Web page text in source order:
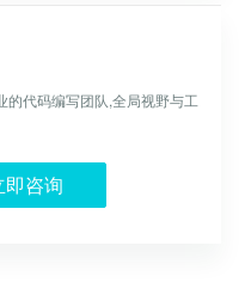
的代码编写团队,全局视野与工
即咨询